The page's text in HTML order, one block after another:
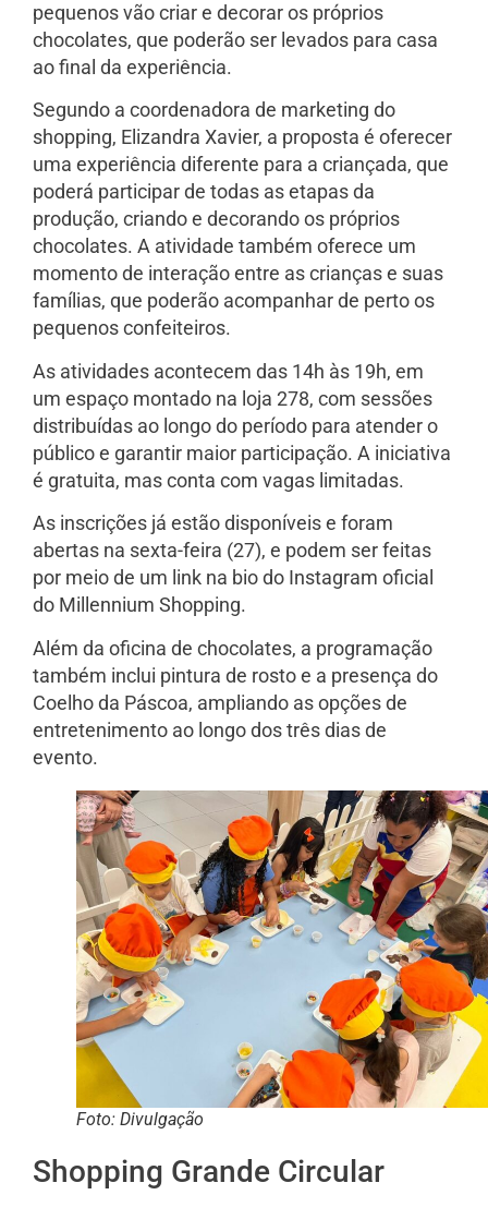
pequenos vão criar e decorar os próprios
chocolates, que poderão ser levados para casa
ao final da experiência.
Segundo a coordenadora de marketing do
shopping, Elizandra Xavier, a proposta é oferecer
uma experiência diferente para a criançada, que
poderá participar de todas as etapas da
produção, criando e decorando os próprios
chocolates. A atividade também oferece um
momento de interação entre as crianças e suas
famílias, que poderão acompanhar de perto os
pequenos confeiteiros.
As atividades acontecem das 14h às 19h, em
um espaço montado na loja 278, com sessões
distribuídas ao longo do período para atender o
público e garantir maior participação. A iniciativa
é gratuita, mas conta com vagas limitadas.
As inscrições já estão disponíveis e foram
abertas na sexta-feira (27), e podem ser feitas
por meio de um link na bio do Instagram oficial
do Millennium Shopping.
Além da oficina de chocolates, a programação
também inclui pintura de rosto e a presença do
Coelho da Páscoa, ampliando as opções de
entretenimento ao longo dos três dias de
evento.
Foto: Divulgação
Shopping Grande Circular